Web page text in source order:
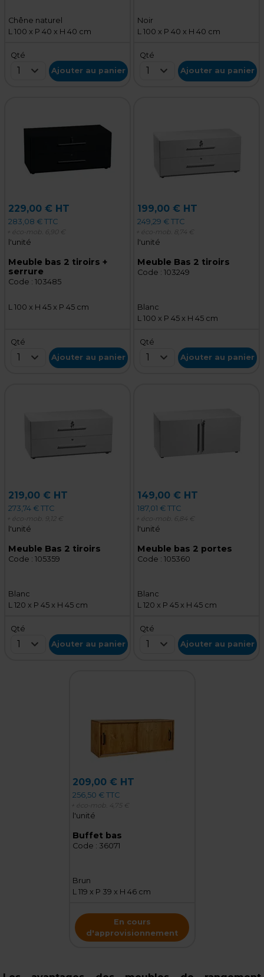
Chêne naturel
L 100 x P 40 x H 40 cm
Qté
1 Ajouter au panier
Noir
L 100 x P 40 x H 40 cm
Qté
1 Ajouter au panier
229,00 € HT
283,08 € TTC
+ éco-mob. 6,90 €
l'unité
Meuble bas 2 tiroirs +
serrure
Code : 103485
L 100 x H 45 x P 45 cm
Qté
1 Ajouter au panier
199,00 € HT
249,29 € TTC
+ éco-mob. 8,74 €
l'unité
Meuble Bas 2 tiroirs
Code : 103249
Blanc
L 100 x P 45 x H 45 cm
Qté
1 Ajouter au panier
219,00 € HT
273,74 € TTC
+ éco-mob. 9,12 €
l'unité
Meuble Bas 2 tiroirs
Code : 105359
Blanc
L 120 x P 45 x H 45 cm
Qté
1 Ajouter au panier
149,00 € HT
187,01 € TTC
+ éco-mob. 6,84 €
l'unité
Meuble bas 2 portes
Code : 105360
Blanc
L 120 x P 45 x H 45 cm
Qté
1 Ajouter au panier
209,00 € HT
256,50 € TTC
+ éco-mob. 4,75 €
l'unité
Buffet bas
Code : 36071
Brun
L 119 x P 39 x H 46 cm
En cours
d'approvisionnement